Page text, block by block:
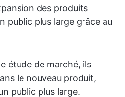
des produits
public plus large grâce au
étude de marché, ils
le nouveau produit,
public plus large.